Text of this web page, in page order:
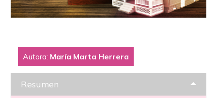
Autora: María Marta Herrera
Resumen